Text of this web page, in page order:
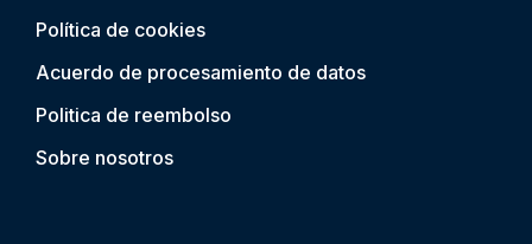
Política de cookies
Acuerdo de procesamiento de datos
Politica de reembolso
Sobre nosotros